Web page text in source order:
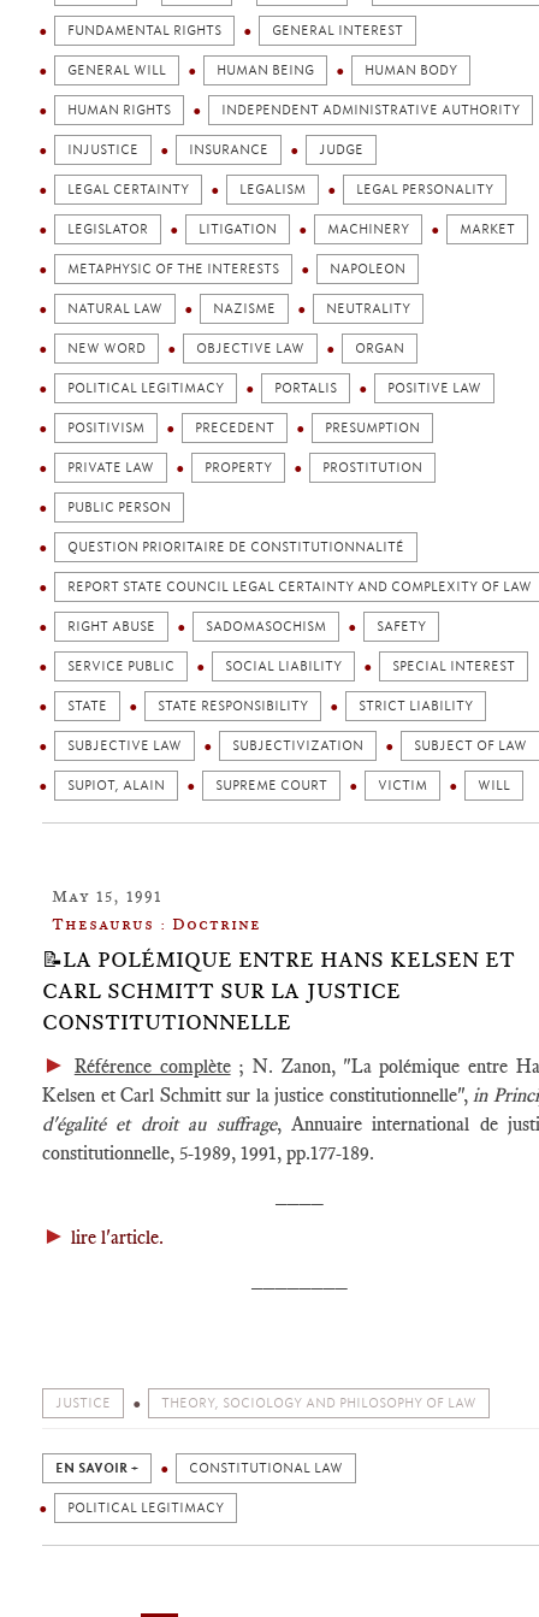
FUNDAMENTAL RIGHTS GENERAL INTEREST
GENERAL WILL HUMAN BEING HUMAN BODY
HUMAN RIGHTS INDEPENDENT ADMINISTRATIVE AUTHORITY
INJUSTICE INSURANCE JUDGE
LEGAL CERTAINTY LEGALISM LEGAL PERSONALITY
LEGISLATOR LITIGATION MACHINERY MARKET
METAPHYSIC OF THE INTERESTS NAPOLEON
NATURAL LAW NAZISME NEUTRALITY
NEW WORD OBJECTIVE LAW ORGAN
POLITICAL LEGITIMACY PORTALIS POSITIVE LAW
POSITIVISM PRECEDENT PRESUMPTION
PRIVATE LAW PROPERTY PROSTITUTION
PUBLIC PERSON
QUESTION PRIORITAIRE DE CONSTITUTIONNALITÉ
REPORT STATE COUNCIL LEGAL CERTAINTY AND COMPLEXITY OF LAW
RIGHT ABUSE SADOMASOCHISM SAFETY
SERVICE PUBLIC SOCIAL LIABILITY SPECIAL INTEREST
STATE STATE RESPONSIBILITY STRICT LIABILITY
SUBJECTIVE LAW SUBJECTIVIZATION SUBJECT OF LAW
SUPIOT, ALAIN SUPREME COURT VICTIM WILL
May 15, 1991
Thesaurus : Doctrine
📝LA POLÉMIQUE ENTRE HANS KELSEN ET
CARL SCHMITT SUR LA JUSTICE
CONSTITUTIONNELLE
► Référence complète; N. Zanon, "La polémique entre
Kelsen et Carl Schmitt sur la justice constitutionnelle",in
d'égalité et droit au suffrage, Annuaire international de
constitutionnelle, 5-1989, 1991, pp.177-189.
► lire l'article.
JUSTICE THEORY, SOCIOLOGY AND PHILOSOPHY OF LAW
EN SAVOIR + CONSTITUTIONAL LAW
POLITICAL LEGITIMACY